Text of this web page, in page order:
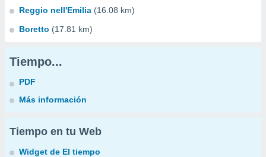
Reggio nell'Emilia (16.08 km)
Boretto (17.81 km)
Tiempo...
PDF
Más información
Tiempo en tu Web
Widget de El tiempo